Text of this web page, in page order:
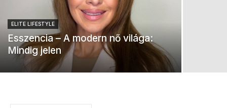
ELITE LIFESTYLE
Esszencia – A modern nő világa:
Mindig jelen